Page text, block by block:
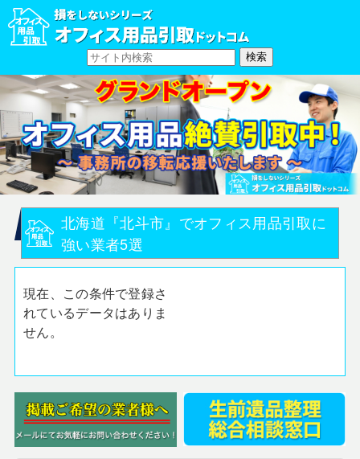
北海道『北斗市』でオフィス用品引取に
強い業者5選
現在、この条件で登録さ
れているデータはありま
せん。